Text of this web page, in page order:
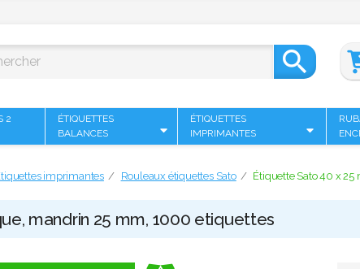

2
ÉTIQUETTES
BALANCES
ÉTIQUETTES
IMPRIMANTES
imprimantes Rouleaux étiquettes Sato Étiquette Sato 40 x
mandrin 25 mm, 1000 etiquettes